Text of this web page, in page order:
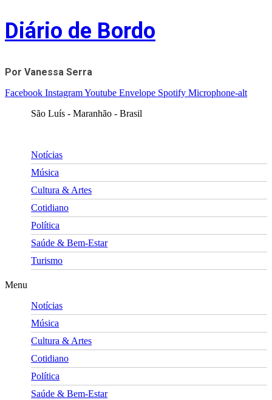
Skip
to
content
Diário de Bordo
Por Vanessa Serra
Facebook InstagramYoutube Envelope Spotify Microphone-alt
São Luís - Maranhão - Brasil
Notícias
Música
Cultura & Artes
Cotidiano
Política
Saúde & Bem-Estar
Turismo
Menu
Notícias
Música
Cultura & Artes
Cotidiano
Política
Saúde & Bem-Estar